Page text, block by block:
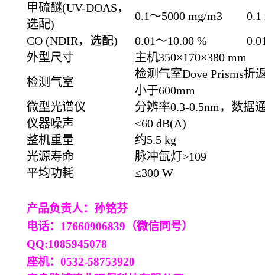
甲硫醚(UV-DOAS，
选配)
0.1～5000 mg/m3
0.1
CO (NDIR，选配)
0.01～10.00 %
外型尺寸
主机350×170×380 mm
检测气室
检测气室Dove Prisms折
小于600mm
微型光谱仪
分辨率0.3-0.5nm，数据
仪器噪声
<60 dB(A)
整机重量
约5.5 kg
光源寿命
脉冲氙灯>109
平均功耗
≤300 W
产品负责人： 孙铭芬
电话： 17660906839 （微信同号）
QQ:1085945078
座机： 0532-58753920